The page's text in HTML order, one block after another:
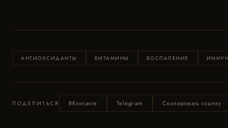
АНТИОКСИДАНТЫ ВИТАМИНЫ ВОСПАЛЕНИЕ
ПОДЕЛИТЬСЯ ВКонтакте Telegram Скопировать ссылку